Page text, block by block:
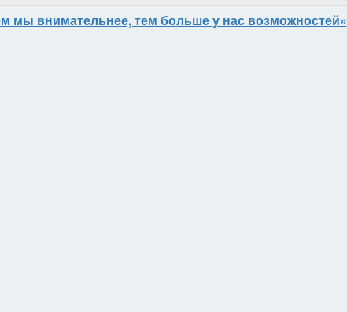
мы внимательнее, тем больше у нас возможностей»